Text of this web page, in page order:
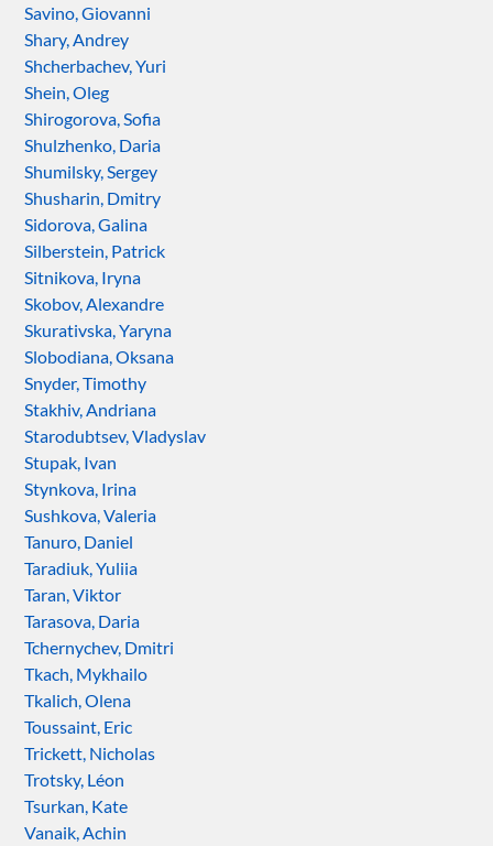
Savino, Giovanni
Shary, Andrey
Shcherbachev, Yuri
Shein, Oleg
Shirogorova, Sofia
Shulzhenko, Daria
Shumilsky, Sergey
Shusharin, Dmitry
Sidorova, Galina
Silberstein, Patrick
Sitnikova, Iryna
Skobov, Alexandre
Skurativska, Yaryna
Slobodiana, Oksana
Snyder, Timothy
Stakhiv, Andriana
Starodubtsev, Vladyslav
Stupak, Ivan
Stynkova, Irina
Sushkova, Valeria
Tanuro, Daniel
Taradiuk, Yuliia
Taran, Viktor
Tarasova, Daria
Tchernychev, Dmitri
Tkach, Mykhailo
Tkalich, Olena
Toussaint, Eric
Trickett, Nicholas
Trotsky, Léon
Tsurkan, Kate
Vanaik, Achin